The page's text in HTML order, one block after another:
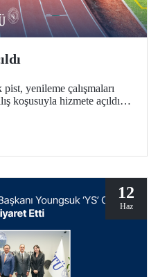
yenileme çalışmaları
koşusuyla hizmete açıldı.
açılışında İTÜ ailesi bir
12
Haz